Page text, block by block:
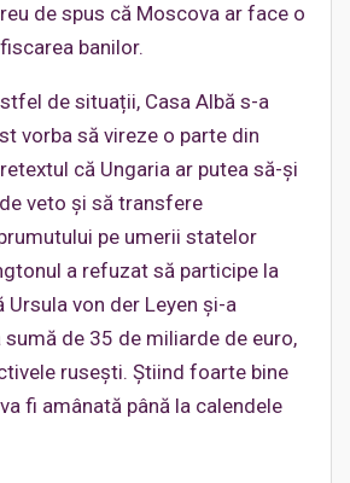
de spus că Moscova ar face o
banilor.
de situații, Casa Albă s-a
vorba să vireze o parte din
că Ungaria ar putea să-și
veto și să transfere
pe umerii statelor
a refuzat să participe la
Ursula von der Leyen și-a
de 35 de miliarde de euro,
rusești. Știind foarte bine
fi amânată până la calendele